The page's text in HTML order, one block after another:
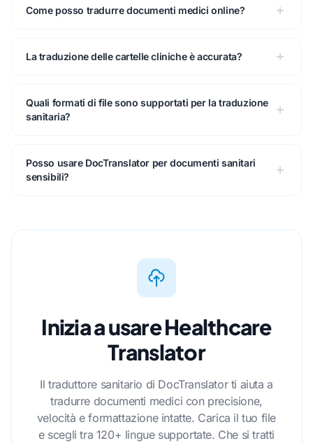
Come posso tradurre documenti medici online?
La traduzione delle cartelle cliniche è accurata?
Quali formati di file sono supportati per la traduzione
sanitaria?
Posso usare DocTranslator per documenti sanitari
sensibili?
Inizia a usare Healthcare
Translator
Il traduttore sanitario di DocTranslator ti aiuta a
tradurre documenti medici con precisione,
velocità e formattazione intatte. Carica il tuo file
e scegli tra 120+ lingue supportate. Che si tratti